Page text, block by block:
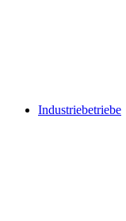
Industriebetriebe